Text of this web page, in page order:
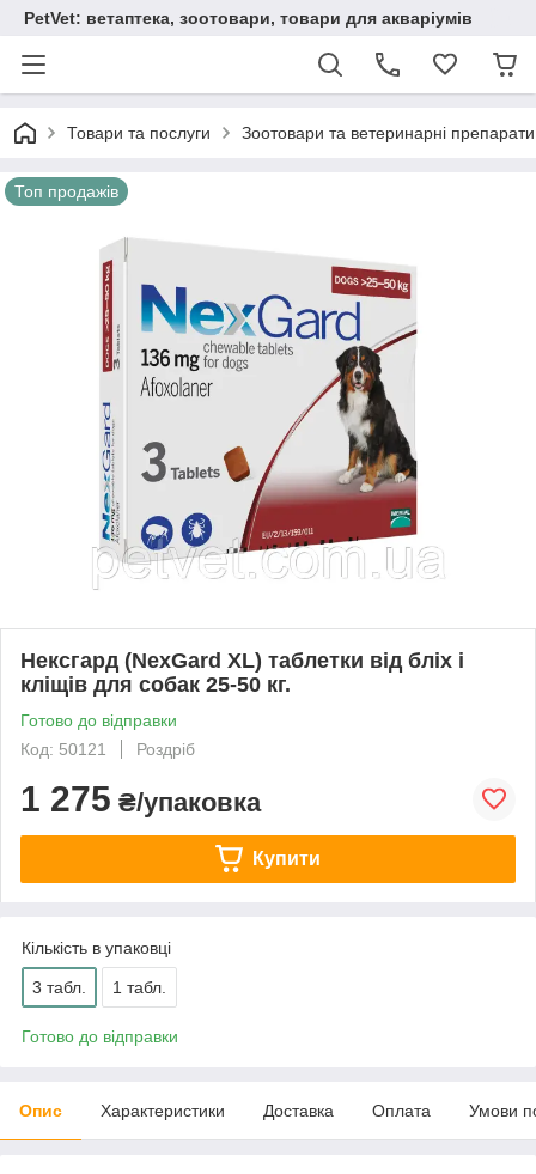
PetVet: ветаптека, зоотовари, товари для акваріумів
Товари та послуги Зоотовари та ветеринарні препарати
Топ продажів
Нексгард (NexGard XL) таблетки від бліх і
кліщів для собак 25-50 кг.
Готово до відправки
Код: 50121
Роздріб
1 275 ₴/упаковка
Купити
Кількість в упаковці
3 табл. 1 табл.
Готово до відправки
Опис Характеристики Доставка Оплата Умови